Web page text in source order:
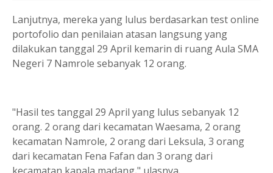
Lanjutnya, mereka yang lulus berdasarkan test online
portofolio dan penilaian atasan langsung yang
dilakukan tanggal 29 April kemarin di ruang Aula SMA
Negeri 7 Namrole sebanyak 12 orang.
"Hasil tes tanggal 29 April yang lulus sebanyak 12
orang. 2 orang dari kecamatan Waesama, 2 orang
kecamatan Namrole, 2 orang dari Leksula, 3 orang
dari kecamatan Fena Fafan dan 3 orang dari